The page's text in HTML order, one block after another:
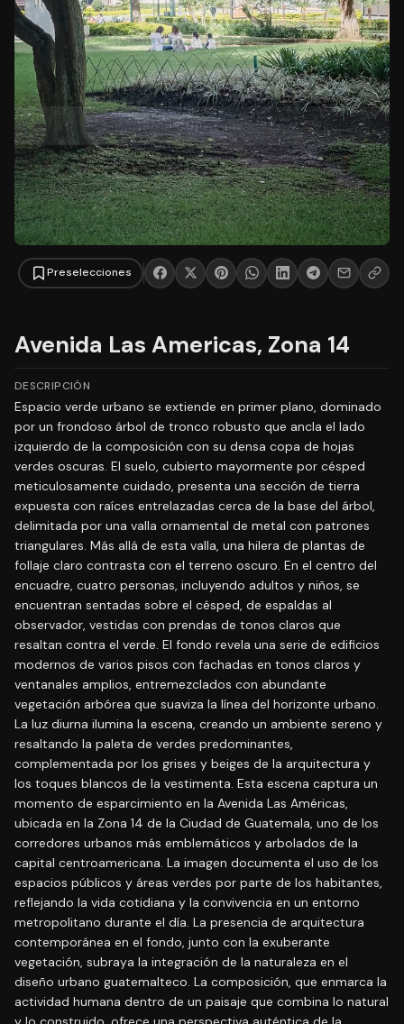
Preselecciones
Avenida Las Americas, Zona 14
DESCRIPCIÓN
Espacio verde urbano se extiende en primer plano, dominado
por un frondoso árbol de tronco robusto que ancla el lado
izquierdo de la composición con su densa copa de hojas
verdes oscuras. El suelo, cubierto mayormente por césped
meticulosamente cuidado, presenta una sección de tierra
expuesta con raíces entrelazadas cerca de la base del árbol,
delimitada por una valla ornamental de metal con patrones
triangulares. Más allá de esta valla, una hilera de plantas de
follaje claro contrasta con el terreno oscuro. En el centro del
encuadre, cuatro personas, incluyendo adultos y niños, se
encuentran sentadas sobre el césped, de espaldas al
observador, vestidas con prendas de tonos claros que
resaltan contra el verde. El fondo revela una serie de edificios
modernos de varios pisos con fachadas en tonos claros y
ventanales amplios, entremezclados con abundante
vegetación arbórea que suaviza la línea del horizonte urbano.
La luz diurna ilumina la escena, creando un ambiente sereno y
resaltando la paleta de verdes predominantes,
complementada por los grises y beiges de la arquitectura y
los toques blancos de la vestimenta. Esta escena captura un
momento de esparcimiento en la Avenida Las Américas,
ubicada en la Zona 14 de la Ciudad de Guatemala, uno de los
corredores urbanos más emblemáticos y arbolados de la
capital centroamericana. La imagen documenta el uso de los
espacios públicos y áreas verdes por parte de los habitantes,
reflejando la vida cotidiana y la convivencia en un entorno
metropolitano durante el día. La presencia de arquitectura
contemporánea en el fondo, junto con la exuberante
vegetación, subraya la integración de la naturaleza en el
diseño urbano guatemalteco. La composición, que enmarca la
actividad humana dentro de un paisaje que combina lo natural